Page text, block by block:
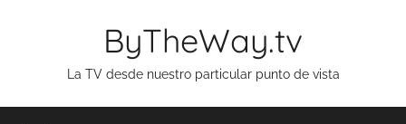
ByTheWay.tv
La TV desde nuestro particular punto de vista